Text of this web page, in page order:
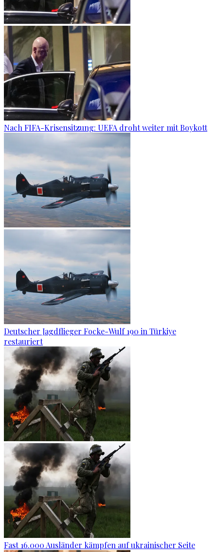
Nach FIFA-Krisensitzung: UEFA droht weiter mit Boykott
Deutscher Jagdflieger Focke-Wulf 190 in Türkiye
restauriert
Fast 16.000 Ausländer kämpfen auf ukrainischer Seite